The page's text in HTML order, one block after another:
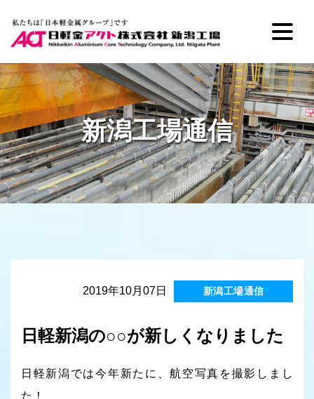
新潟工場通信
2019年10月07日 新潟工場通信
日軽新潟の○○が新しくなりました
日軽新潟では今年新たに、航空写真を撮影しまし
た！